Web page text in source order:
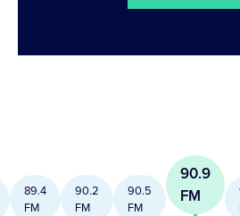
89.4
FM
90.2
FM
90.5
FM
90.9
FM